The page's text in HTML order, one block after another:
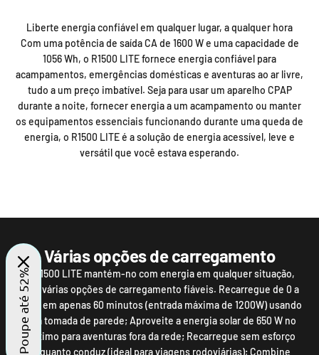
Liberte energia confiável em qualquer lugar, a qualquer hora
Com uma potência de saída CA de 1600 W e uma capacidade de
1056 Wh, o R1500 LITE fornece energia confiável para
acampamentos, emergências domésticas e aventuras ao ar livre,
tudo a um preço imbatível. Seja para usar um aparelho CPAP
durante a noite, fornecer energia a um acampamento ou manter
os equipamentos essenciais funcionando durante uma queda de
energia, o R1500 LITE é a solução de energia acessível, leve e
versátil que você estava esperando.
Várias opções de carregamento
O R1500 LITE mantém-no com energia em qualquer situação,
com várias opções de carregamento fiáveis. Recarregue de 0 a
100% em apenas 60 minutos (entrada máxima de 1200W) usando
uma tomada de parede; Aproveite a energia solar de 650 W no
máximo para aventuras fora da rede; Recarregue sem esforço
enquanto conduz (ideal para viagens rodoviárias); Combine
Poupe até 52%